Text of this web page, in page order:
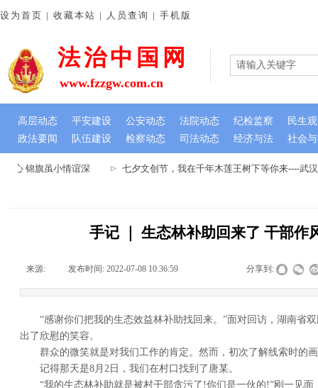
心 锦旗虽小情谊深 七夕文创节，我在千年木莲王树下等你来----武汉
法治中国网
政法要闻 队伍建设 检察动态 司法动态 经济与法 社会
设为首页 | 收藏本站 | 人员查询 | 手机版
www.fzzgw.com.cn
高层动态 平安建设 公安动态 法院动态 纪检监察 民生
手记 ｜ 生态林补助回来了 干部作
来源: 发布时间: 2022-07-08 10:36:59 分享到:
“感谢你们把我的生态效益林补助找回来。”面对回访，湖南省
出了欣慰的笑容。
群众的微笑就是对我们工作的肯定。然而，初次了解线索时的
记得那天是8月2日，我们在村口找到了唐某。
“我的生态林补助就是被村干部贪污了!你们是一伙的!”刚一见